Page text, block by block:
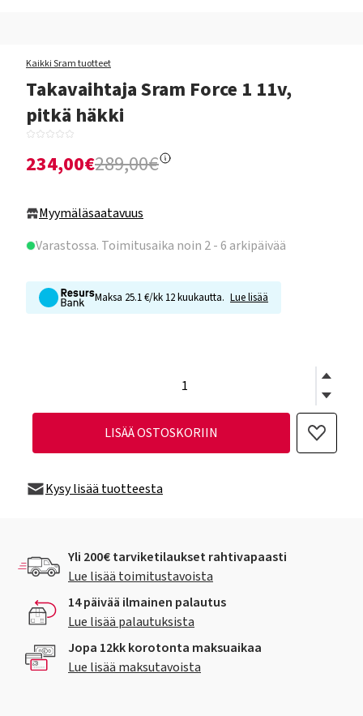
Kaikki Sram tuotteet
Takavaihtaja Sram Force 1 11v,
pitkä häkki
234,00€289,00€
Myymäläsaatavuus
Varastossa. Toimitusaika noin 2 - 6 arkipäivää
Maksa 25.1 €/kk 12 kuukautta. Lue lisää
LISÄÄ OSTOSKORIIN
Kysy lisää tuotteesta
Yli 200€ tarviketilaukset rahtivapaasti
Lue lisää toimitustavoista
14 päivää ilmainen palautus
Lue lisää palautuksista
Jopa 12kk korotonta maksuaikaa
Lue lisää maksutavoista